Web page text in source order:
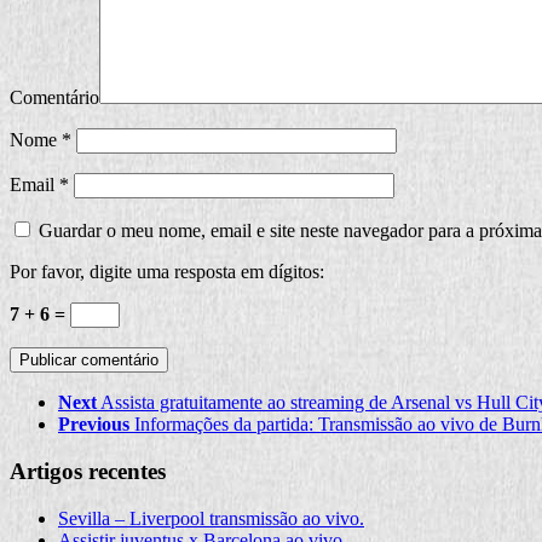
Comentário
Nome *
Email *
Guardar o meu nome, email e site neste navegador para a
Por favor, digite uma resposta em dígitos:
7 + 6 =
Next Assista gratuitamente ao streaming de Arsenal vs Hull
Previous Informações da partida: Transmissão ao vivo de
Artigos recentes
Sevilla – Liverpool transmissão ao vivo.